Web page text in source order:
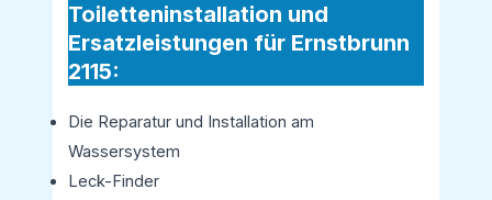
Toiletteninstallation und
Ersatzleistungen für Ernstbrunn
2115:
Die Reparatur und Installation am
Wassersystem
Leck-Finder